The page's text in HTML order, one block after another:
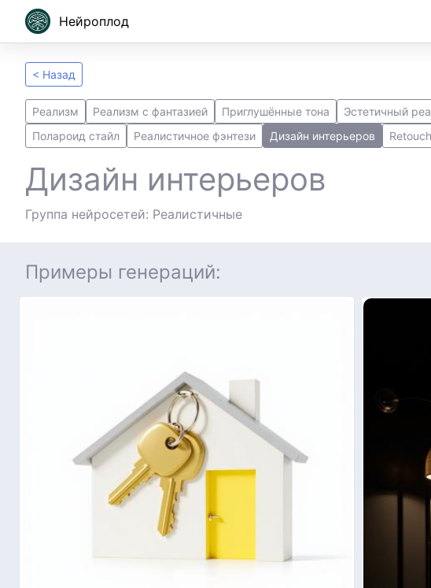
Нейроплод
< Назад
Реализм Реализм с фантазией Приглушённые тона Эстетичный
Полароид стайл
Реалистичное фэнтези Дизайн интерьеров Retouch
Дизайн интерьеров
Группа нейросетей: Реалистичные
Примеры генераций: